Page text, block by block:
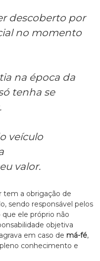
o
e
p
n
l
o
descoberto por
no momento
na época da
tenha se
veículo
valor.
tem a obrigação de
sendo responsável pelos
ele próprio não
objetiva
em caso de má-fé,
conhecimento e